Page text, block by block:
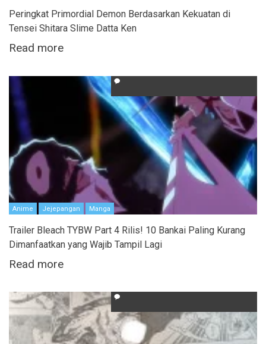
Peringkat Primordial Demon Berdasarkan Kekuatan di
Tensei Shitara Slime Datta Ken
Read more
Anime Jejepangan Manga
Trailer Bleach TYBW Part 4 Rilis! 10 Bankai Paling Kurang
Dimanfaatkan yang Wajib Tampil Lagi
Read more